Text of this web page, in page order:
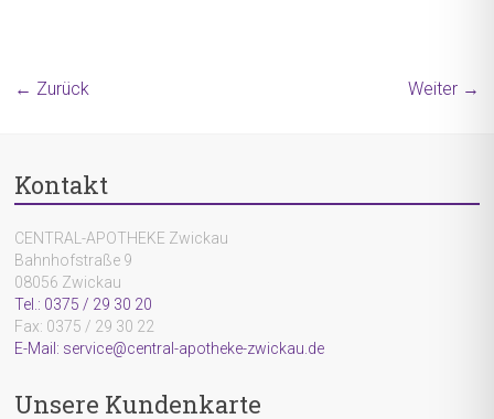
← Zurück Weiter →
Kontakt
CENTRAL-APOTHEKE Zwickau
Bahnhofstraße 9
08056 Zwickau
Tel.: 0375 / 29 30 20
Fax: 0375 / 29 30 22
E-Mail: service@central-apotheke-zwickau.de
Unsere Kundenkarte